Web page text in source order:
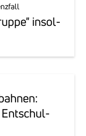
insol­
Entschul­